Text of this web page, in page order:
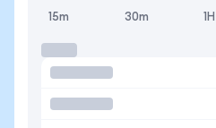
15m 30m 1H